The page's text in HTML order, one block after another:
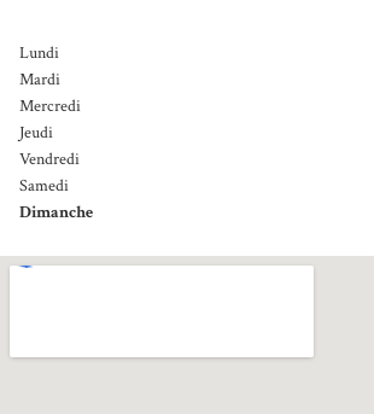
Lundi
Mardi
Mercredi
Jeudi
Vendredi
Samedi
Dimanche